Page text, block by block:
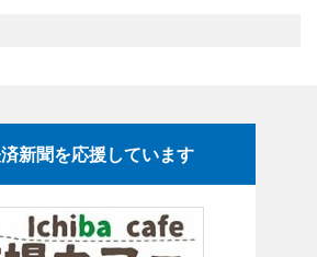
新聞を応援しています